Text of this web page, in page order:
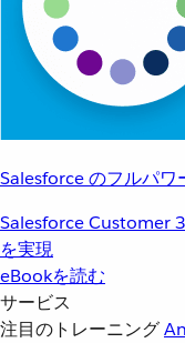
Salesforce のフルパ
Salesforce Customer
を実現
eBookを読む
サービス
注目のトレーニング